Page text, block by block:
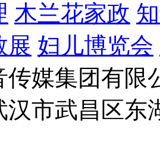
木兰花家政
展 妇儿博览会
传媒集团有限
市武昌区东